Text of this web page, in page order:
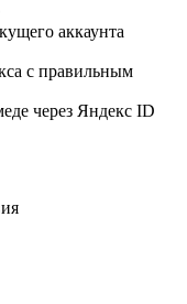
аккаунта
с правильным
через Яндекс ID